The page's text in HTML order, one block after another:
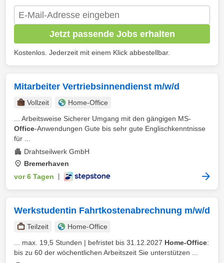
Jetzt passende Jobs erhalten
Kostenlos. Jederzeit mit einem Klick abbestellbar.
Mitarbeiter Vertriebsinnendienst m/w/d
Vollzeit
Home-Office
... Arbeitsweise Sicherer Umgang mit den gängigen MS-
Office-Anwendungen Gute bis sehr gute Englischkenntnisse
für ...
Drahtseilwerk GmbH
Bremerhaven
vor 6 Tagen
Werkstudentin Fahrtkostenabrechnung m/w/d
Teilzeit
Home-Office
... max. 19,5 Stunden | befristet bis 31.12.2027 Home-Office:
bis zu 60 der wöchentlichen Arbeitszeit Sie unterstützen ...